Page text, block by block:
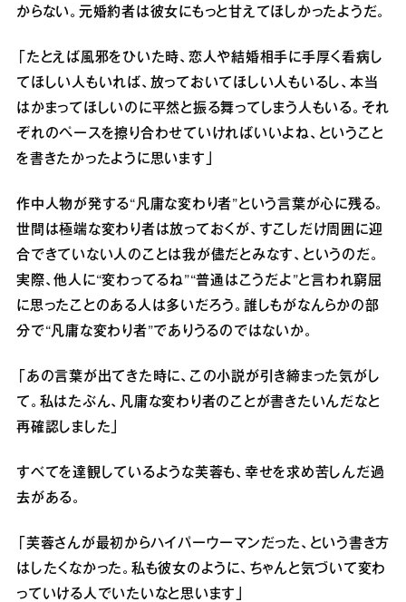
からない。元婚約者は彼女にもっと甘えてほしかったようだ。
「たとえば風邪をひいた時、恋人や結婚相手に手厚く看病し
てほしい人もいれば、放っておいてほしい人もいるし、本当
はかまってほしいのに平然と振る舞ってしまう人もいる。それ
ぞれのペースを擦り合わせていければいいよね、ということ
を書きたかったように思います」
作中人物が発する“凡庸な変わり者”という言葉が心に残る。
世間は極端な変わり者は放っておくが、すこしだけ周囲に迎
合できていない人のことは我が儘だとみなす、というのだ。
実際、他人に“変わってるね”“普通はこうだよ”と言われ窮屈
に思ったことのある人は多いだろう。誰しもがなんらかの部
分で“凡庸な変わり者”でありうるのではないか。
「あの言葉が出てきた時に、この小説が引き締まった気がし
て。私はたぶん、凡庸な変わり者のことが書きたいんだなと
再確認しました」
すべてを達観しているような芙蓉も、幸せを求め苦しんだ過
去がある。
「芙蓉さんが最初からハイパーウーマンだった、という書き方
はしたくなかった。私も彼女のように、ちゃんと気づいて変わ
っていける人でいたいなと思います」